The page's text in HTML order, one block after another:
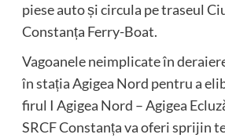
piese auto și circula pe traseul
Constanța Ferry-Boat.
Vagoanele neimplicate în
în stația Agigea Nord pentru a
firul I Agigea Nord – Agigea
SRCF Constanța va oferi sprijin